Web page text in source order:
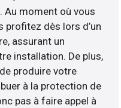
Au moment où vous
profitez dès lors d’un
assurant un
installation. De plus,
produire votre
à la protection de
pas à faire appel à